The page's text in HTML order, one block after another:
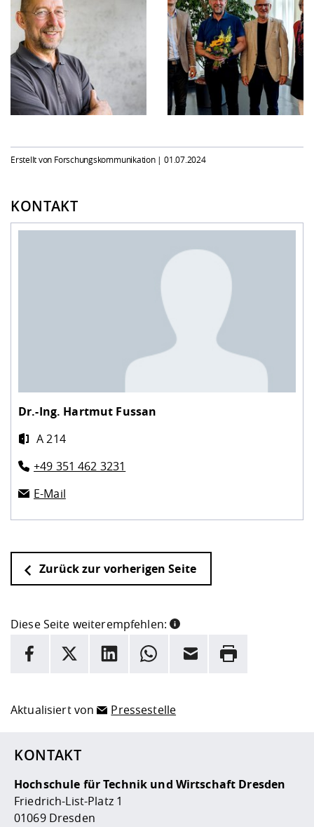
Erstellt von Forschungskommunikation |01.07.2024
KONTAKT
Dr.-Ing. Hartmut Fussan
A 214
+49 351 462 3231
E-Mail
Zurück zur vorherigen Seite
Diese Seite weiterempfehlen:
INFORMATION
Facebook
X LinkedInWhatsappE-Mail Drucken
Aktualisiert von Pressestelle
KONTAKT
Hochschule für Technik und Wirtschaft Dresden
Friedrich-List-Platz 1
01069 Dresden